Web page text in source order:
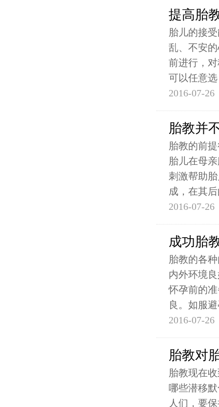
提高胎
胎儿的接
乱、不安
前进行，
可以任意选
2016-07-26
胎教并
胎教的前
胎儿在母
刺激帮助
成，在其
2016-07-26
成功胎
胎教的各
内外环境
怀孕前的
良。如服
2016-07-26
胎教对
胎教现在
哪些潜移
人们，要